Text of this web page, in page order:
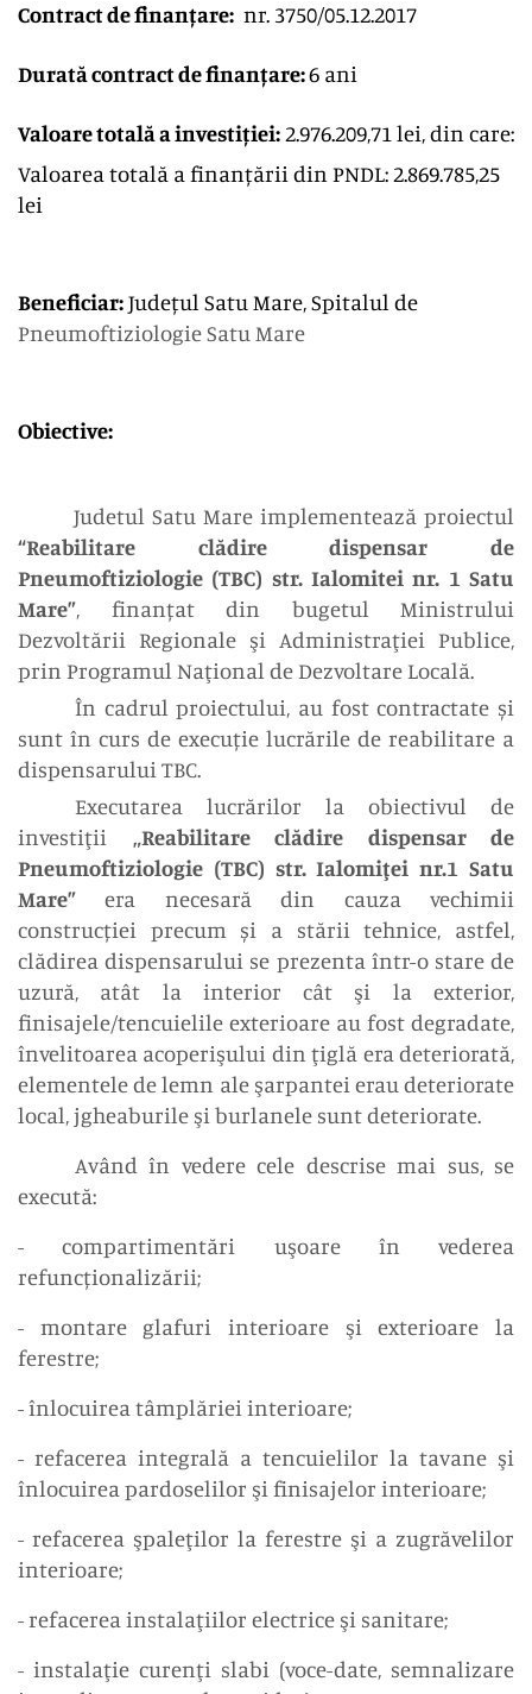
Contract de finanțare: nr. 3750/05.12.2017
Durată contract de finanțare:6 ani
Valoare totală a investiției: 2.976.209,71 lei, din care:
Valoarea totală a finanțării din PNDL: 2.869.785,25
lei
Beneficiar:Județul Satu Mare, Spitalul de
Pneumoftiziologie Satu Mare
Obiective:
Judetul Satu Mare implementează proiectul
“Reabilitare clădire dispensar de
Pneumoftiziologie (TBC) str. Ialomitei nr. 1 Satu
Mare”, finanțat din bugetul Ministrului
Dezvoltării Regionale şi Administraţiei Publice,
prin Programul Naţional de Dezvoltare Locală.
În cadrul proiectului, au fost contractate și
sunt în curs de execuție lucrările de reabilitare a
dispensarului TBC.
Executarea lucrărilor la obiectivul de
investiţii „Reabilitare clădire dispensar de
Pneumoftiziologie (TBC) str. Ialomiţei nr.1 Satu
Mare” era necesară din cauza vechimii
construcției precum și a stării tehnice, astfel,
clădirea dispensarului se prezenta într-o stare de
uzură, atât la interior cât şi la exterior,
finisajele/tencuielile exterioare au fost degradate,
învelitoarea acoperişului din ţiglă era deteriorată,
elementele de lemn ale şarpantei erau deteriorate
local, jgheaburile şi burlanele sunt deteriorate.
Având în vedere cele descrise mai sus, se
execută:
- compartimentări uşoare în vederea
refuncționalizării;
- montare glafuri interioare şi exterioare la
ferestre;
- înlocuirea tâmplăriei interioare;
- refacerea integrală a tencuielilor la tavane şi
înlocuirea pardoselilor şi finisajelor interioare;
- refacerea şpaleţilor la ferestre şi a zugrăvelilor
interioare;
- refacerea instalaţiilor electrice şi sanitare;
- instalaţie curenţi slabi (voce-date, semnalizare